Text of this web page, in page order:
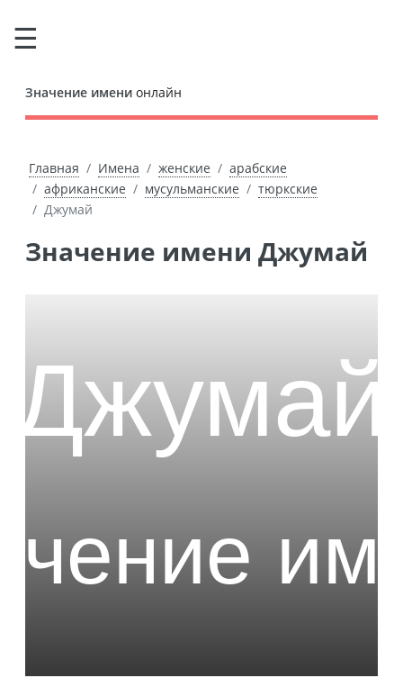
Значение имени онлайн
Главная Имена женские
арабские
африканские
мусульманские
тюркские
Джумай
Значение имени Джумай